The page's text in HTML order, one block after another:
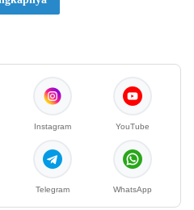
Instagram YouTube
Telegram WhatsApp